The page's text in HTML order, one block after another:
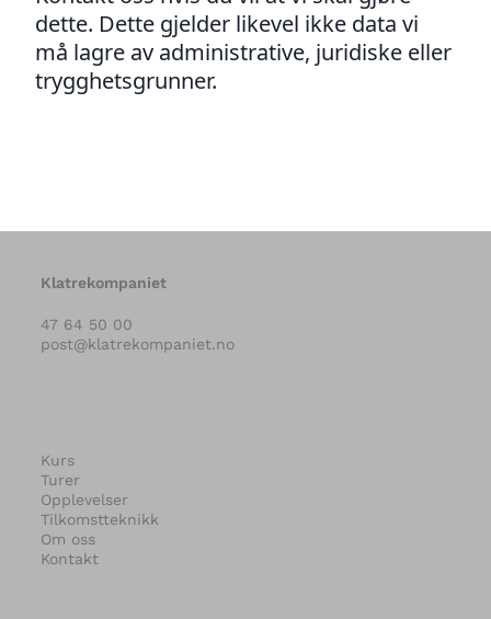
dette. Dette gjelder likevel ikke data vi
må lagre av administrative, juridiske eller
trygghetsgrunner.
Klatrekompaniet
47 64 50 00
post@klatrekompaniet.no
Kurs
Turer
Opplevelser
Tilkomstteknikk
Om oss
Kontakt